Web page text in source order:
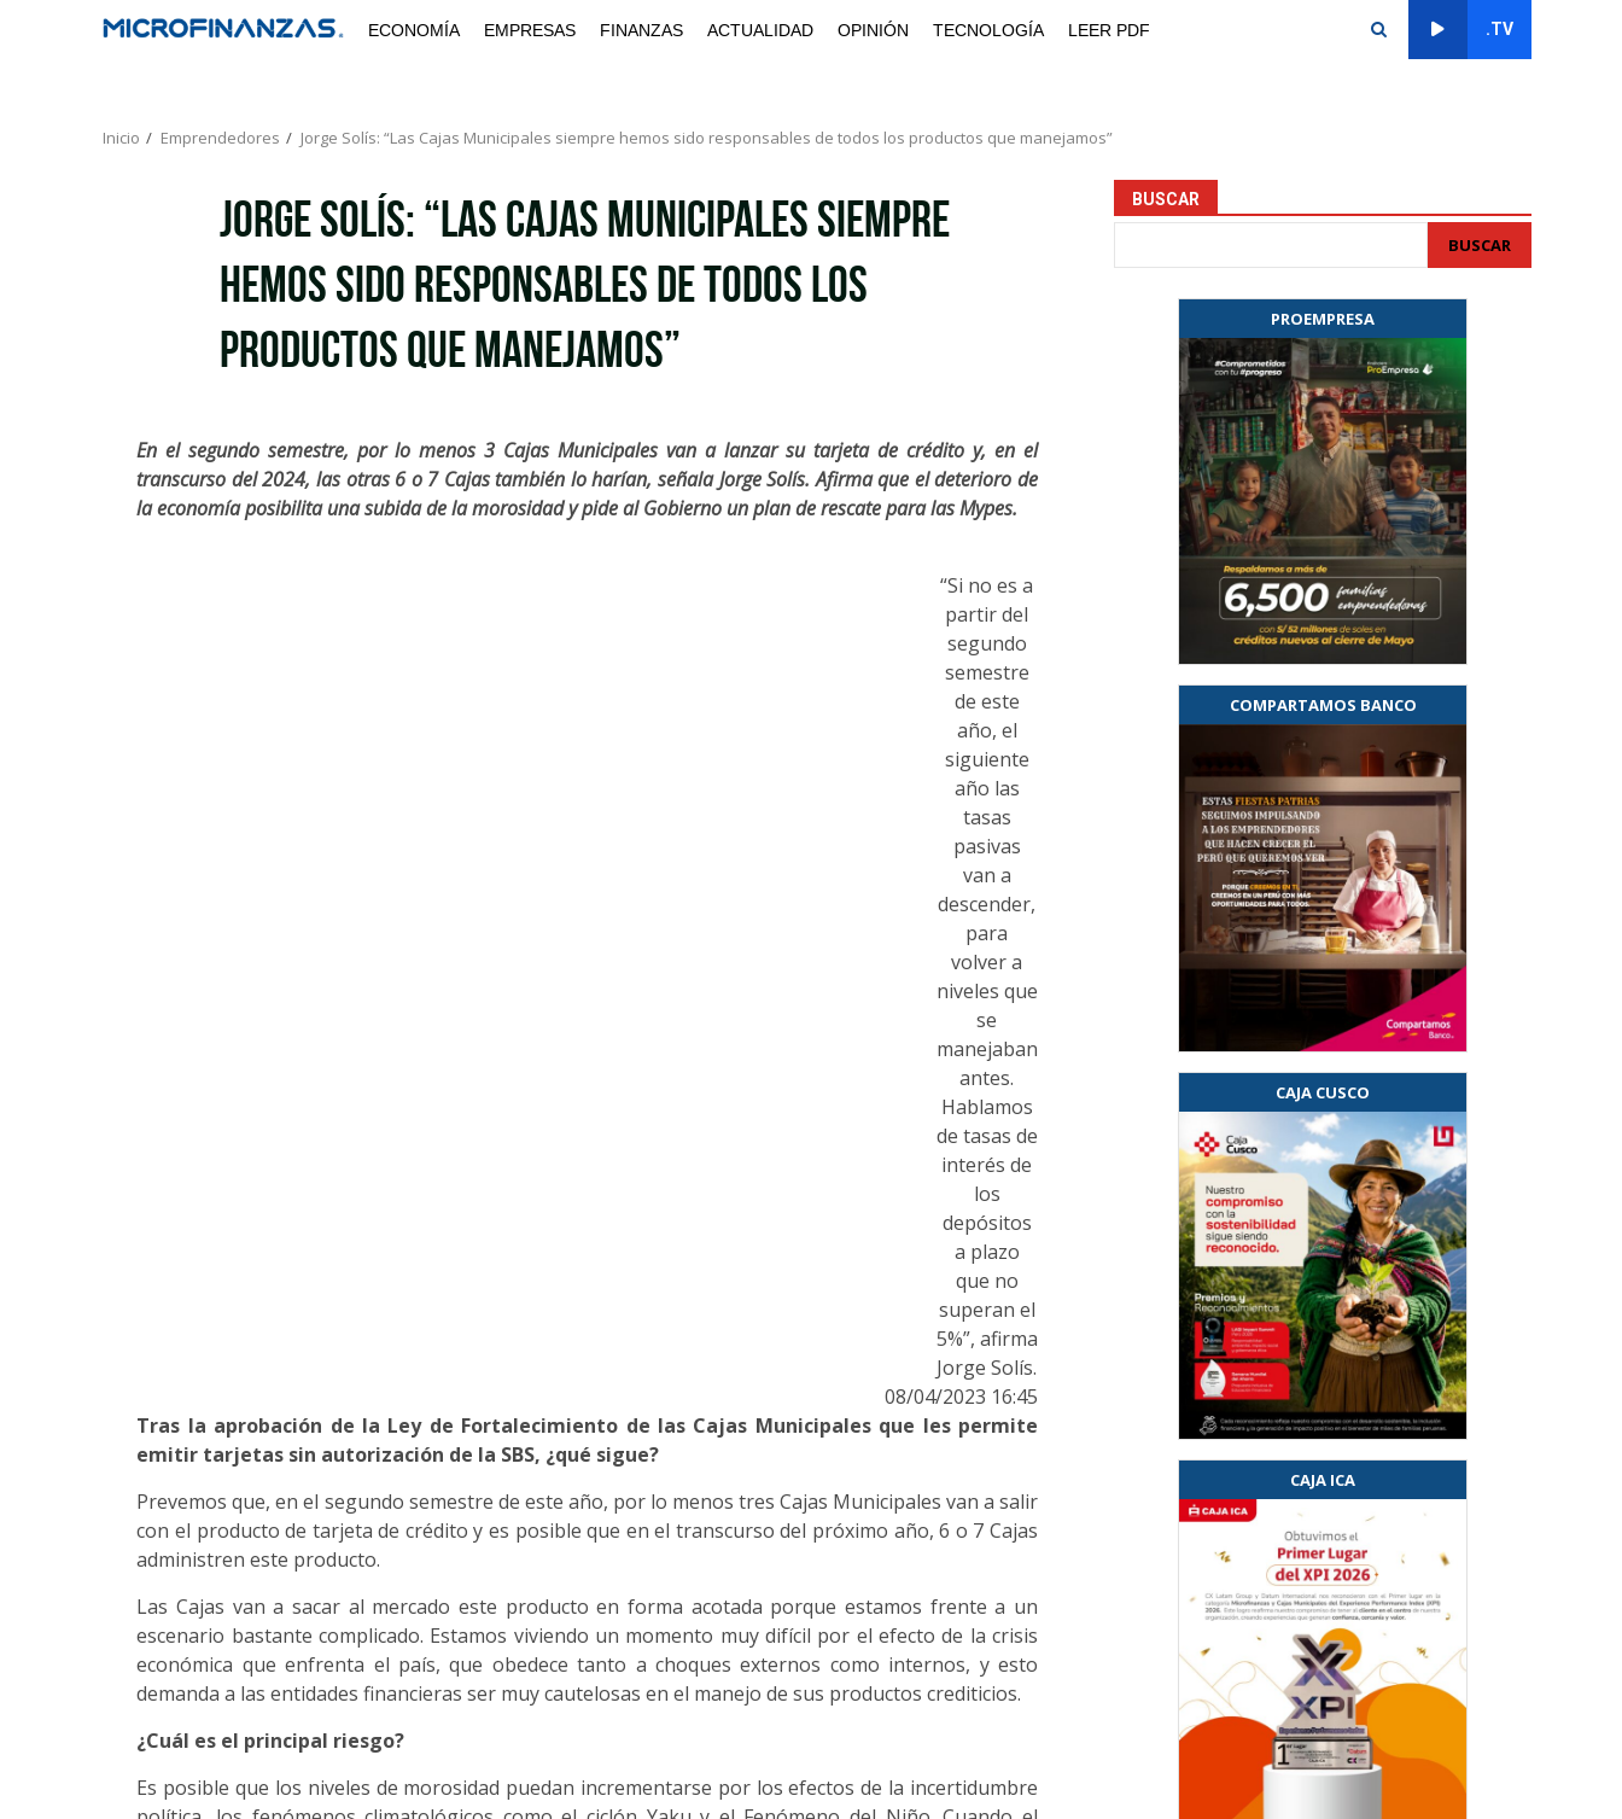
ECONOMÍA EMPRESAS FINANZAS ACTUALIDAD OPINIÓN TECNOLOGÍA LEER PDF .TV
Inicio Emprendedores Jorge Solís: “Las Cajas Municipales siempre hemos sido responsables de todos los productos que manejamos”
Jorge Solís: “Las Cajas Municipales siempre
hemos sido responsables de todos los
productos que manejamos”
En el segundo semestre, por lo menos 3 Cajas Municipales van a lanzar su tarjeta de crédito y, en el
transcurso del 2024, las otras 6 o 7 Cajas también lo harían, señala Jorge Solís. Afirma que el deterioro de
la economía posibilita una subida de la morosidad y pide al Gobierno un plan de rescate para las Mypes.
“Si no es a
partir del
segundo
semestre
de este
año, el
siguiente
año las
tasas
pasivas
van a
descender,
para
volver a
niveles que
se
manejaban
antes.
Hablamos
de tasas de
interés de
los
depósitos
a plazo
que no
superan el
5%”, afirma
Jorge Solís.
08/04/2023 16:45
Tras la aprobación de la Ley de Fortalecimiento de las Cajas Municipales que les permite
emitir tarjetas sin autorización de la SBS, ¿qué sigue?
Prevemos que, en el segundo semestre de este año, por lo menos tres Cajas Municipales van a salir
con el producto de tarjeta de crédito y es posible que en el transcurso del próximo año, 6 o 7 Cajas
administren este producto.
Las Cajas van a sacar al mercado este producto en forma acotada porque estamos frente a un
escenario bastante complicado. Estamos viviendo un momento muy difícil por el efecto de la crisis
económica que enfrenta el país, que obedece tanto a choques externos como internos, y esto
demanda a las entidades financieras ser muy cautelosas en el manejo de sus productos crediticios.
¿Cuál es el principal riesgo?
Es posible que los niveles de morosidad puedan incrementarse por los efectos de la incertidumbre
BUSCAR
BUSCAR
PROEMPRESA
COMPARTAMOS BANCO
CAJA CUSCO
CAJA ICA